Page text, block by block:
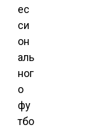
ес
си
он
аль
ног
о
фу
тбо